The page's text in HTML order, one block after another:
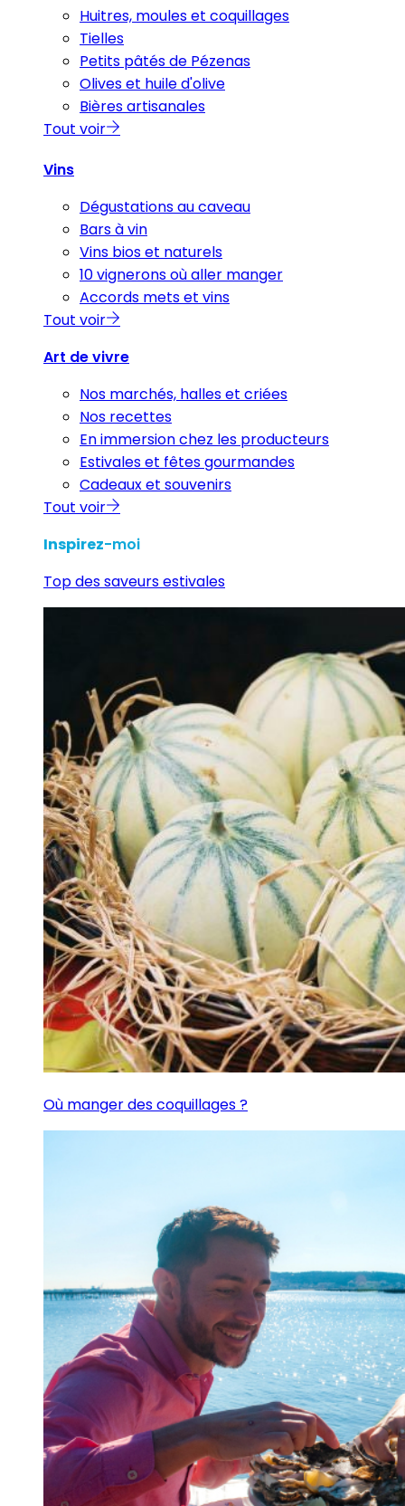
Huitres, moules et coquillages
Tielles
Petits pâtés de Pézenas
Olives et huile d'olive
Bières artisanales
Tout voir
Vins
Dégustations au caveau
Bars à vin
Vins bios et naturels
10 vignerons où aller manger
Accords mets et vins
Tout voir
Art de vivre
Nos marchés, halles et criées
Nos recettes
En immersion chez les producteurs
Estivales et fêtes gourmandes
Cadeaux et souvenirs
Tout voir
Inspirez-moi
Top des saveurs estivales
Où manger des coquillages ?